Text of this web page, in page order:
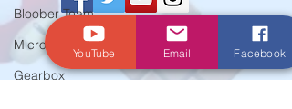
Bloober Team
Microids
Gearbox
© Criado por Andrey Daher Coelho.
YouTube Email Facebook